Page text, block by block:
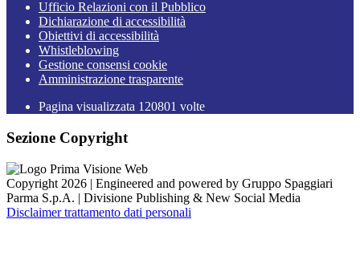
Ufficio Relazioni con il Pubblico
Dichiarazione di accessibilità
Obiettivi di accessibilità
Whistleblowing
Gestione consensi cookie
Amministrazione trasparente
Pagina visualizzata 120801 volte
Sezione Copyright
Copyright 2026 | Engineered and powered by Gruppo Spaggiari
Parma S.p.A. | Divisione Publishing & New Social Media
Disclaimer trattamento dati personali